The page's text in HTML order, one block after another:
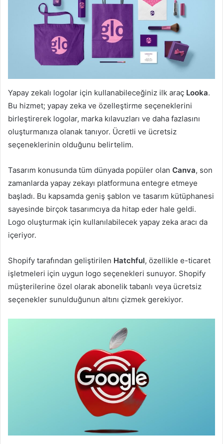
Yapay zekalı logolar için kullanabileceğiniz ilk araç Looka.
Bu hizmet; yapay zeka ve özelleştirme seçeneklerini
birleştirerek logolar, marka kılavuzları ve daha fazlasını
oluşturmanıza olanak tanıyor. Ücretli ve ücretsiz
seçeneklerinin olduğunu belirtelim.
Tasarım konusunda tüm dünyada popüler olan Canva, son
zamanlarda yapay zekayı platformuna entegre etmeye
başladı. Bu kapsamda geniş şablon ve tasarım kütüphanesi
sayesinde birçok tasarımcıya da hitap eder hale geldi.
Logo oluşturmak için kullanılabilecek yapay zeka aracı da
içeriyor.
Shopify tarafından geliştirilen Hatchful, özellikle e-ticaret
işletmeleri için uygun logo seçenekleri sunuyor. Shopify
müşterilerine özel olarak abonelik tabanlı veya ücretsiz
seçenekler sunulduğunun altını çizmek gerekiyor.